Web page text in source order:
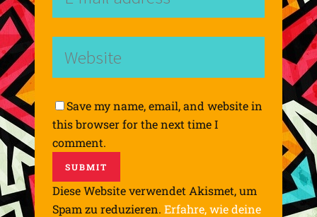
Save my name, email, and website in
this browser for the next time I
comment.
Diese Website verwendet Akismet, um
Spam zu reduzieren. Erfahre, wie deine